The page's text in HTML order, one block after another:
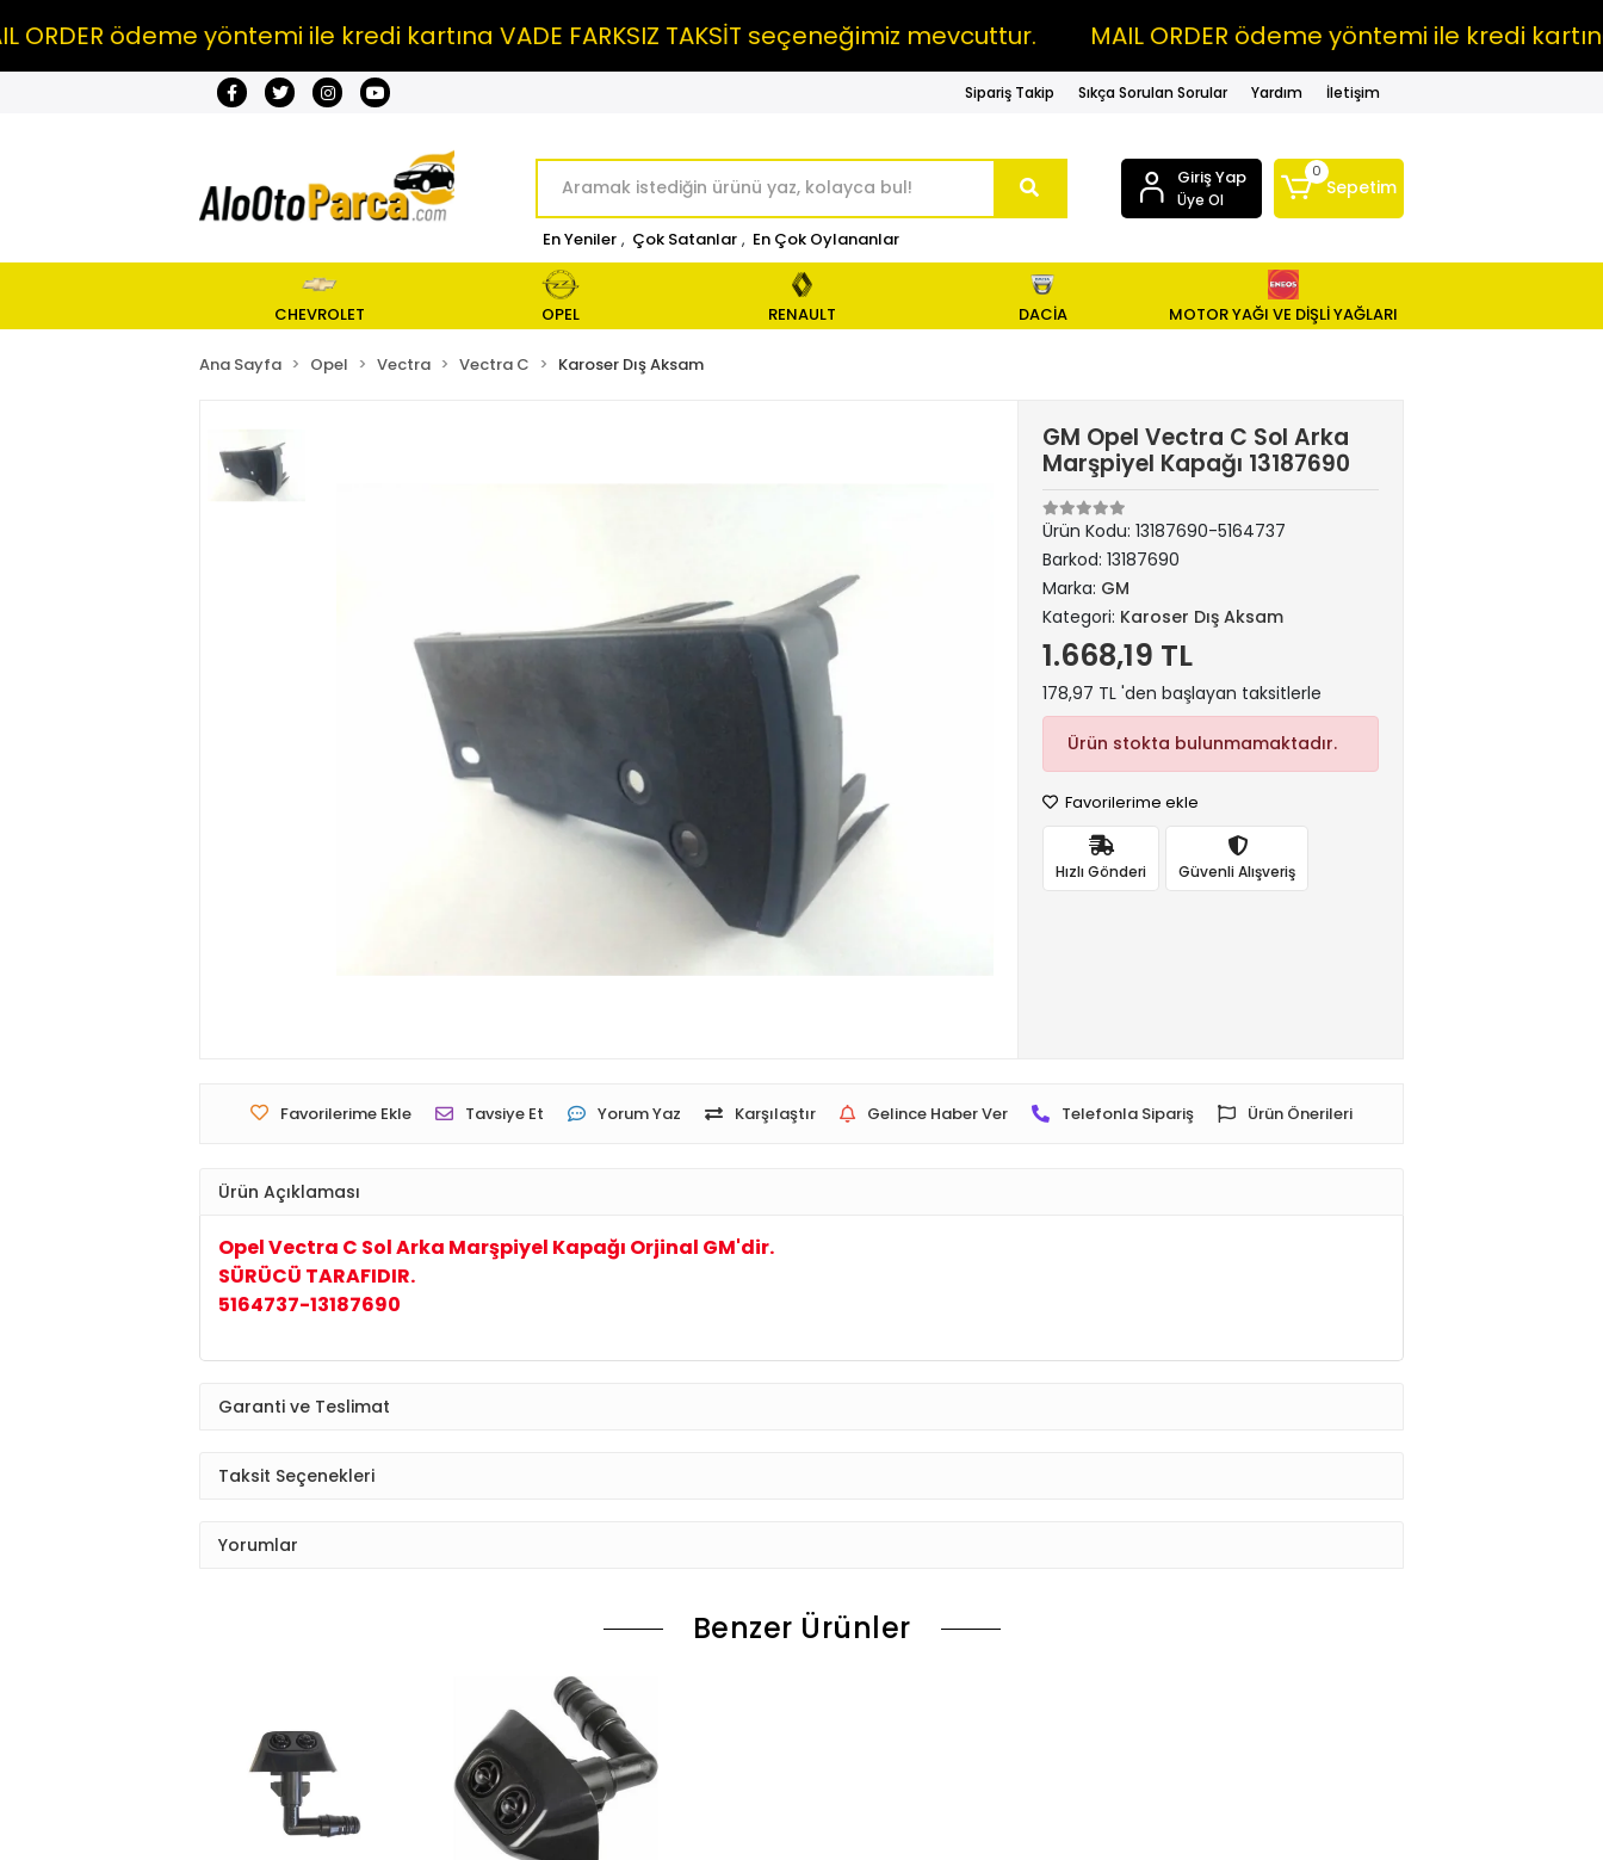
ödeme yöntemi ile kredi kartına VADE FARKSIZ TAKSİT seçeneğimiz mevcuttur. MAIL ORDER ödeme yöntemi ile kredi kartına
Sipariş Takip Sıkça Sorulan Sorular Yardım İletişim
En Yeniler , Çok Satanlar , En Çok Oylananlar
Giriş Yap
Üye Ol
0
Sepetim
CHEVROLET OPEL RENAULT DACİA MOTOR YAĞI VE DİŞLİ YAĞLARI
Ana Sayfa Opel Vectra Vectra C Karoser Dış Aksam
GM Opel Vectra C Sol Arka
Marşpiyel Kapağı 13187690
Ürün Kodu:13187690-5164737
Barkod:13187690
Marka: GM
Kategori: Karoser Dış Aksam
1.668,19 TL
178,97 TL 'den başlayan taksitlerle
Ürün stokta bulunmamaktadır.
Favorilerime ekle
Hızlı Gönderi Güvenli Alışveriş
Favorilerime Ekle Tavsiye Et Yorum Yaz Karşılaştır Gelince Haber Ver Telefonla Sipariş Ürün Önerileri
Ürün Açıklaması
Opel Vectra C Sol Arka Marşpiyel Kapağı Orjinal GM'dir.
SÜRÜCÜ TARAFIDIR.
5164737-13187690
Garanti ve Teslimat
Taksit Seçenekleri
Yorumlar
Benzer Ürünler